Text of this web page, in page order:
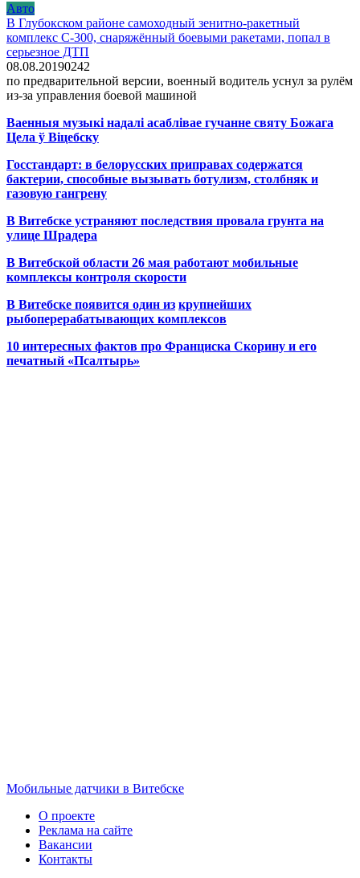
Авто
В Глубокском районе самоходный зенитно-ракетный
комплекс С-300, снаряжённый боевыми ракетами, попал в
серьезное ДТП
08.08.20190242
по предварительной версии, военный водитель уснул за рулём
из-за управления боевой машиной
Ваенныя музыкі надалі асаблівае гучанне святу Божага
Цела ў Віцебску
Госстандарт: в белорусских приправах содержатся
бактерии, способные вызывать ботулизм, столбняк и
газовую гангрену
В Витебске устраняют последствия провала грунта на
улице Шрадера
В Витебской области 26 мая работают мобильные
комплексы контроля скорости
В Витебске появится один из крупнейших
рыбоперерабатывающих комплексов
10 интересных фактов про Франциска Скорину и его
печатный «Псалтырь»
Мобильные датчики в Витебске
О проекте
Реклама на сайте
Вакансии
Контакты